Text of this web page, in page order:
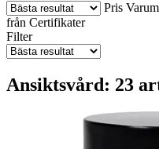
Pris
från Certifikater
Filter
Ansiktsvård: 23